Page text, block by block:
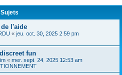
Sujets
l'aide
« jeu. oct. 30, 2025 2:59 pm
fun
« mer. sept. 24, 2025 12:53 am